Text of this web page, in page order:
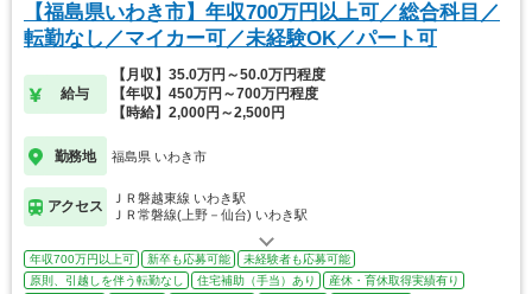
【福島県いわき市】年収700万円以上可／総合科目／
転勤なし／マイカー可／未経験OK／パート可
給与
【月収】35.0万円～50.0万円程度
【年収】450万円～700万円程度
【時給】2,000円～2,500円
勤務地 福島県 いわき市
アクセス
ＪＲ磐越東線 いわき駅
ＪＲ常磐線(上野－仙台) いわき駅
年収700万円以上可 新卒も応募可能
未経験者も応募可能
原則、引越しを伴う転勤なし
住宅補助（手当）あり
産休・育休取得実績有り